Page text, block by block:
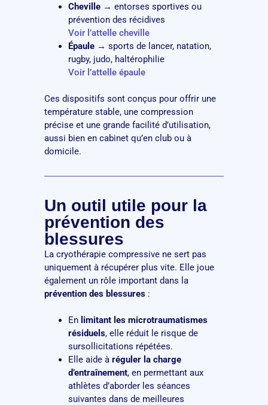
Cheville → entorses sportives ou
prévention des récidives
Voir l’attelle cheville
Épaule → sports de lancer, natation,
rugby, judo, haltérophilie
Voir l’attelle épaule
Ces dispositifs sont conçus pour offrir une
température stable, une compression
précise et une grande facilité d’utilisation,
aussi bien en cabinet qu’en club ou à
domicile.
Un outil utile pour la
prévention des
blessures
La cryothérapie compressive ne sert pas
uniquement à récupérer plus vite. Elle joue
également un rôle important dans la
prévention des blessures :
En limitant les microtraumatismes
résiduels, elle réduit le risque de
sursollicitations répétées.
Elle aide à réguler la charge
d’entraînement, en permettant aux
athlètes d’aborder les séances
suivantes dans de meilleures